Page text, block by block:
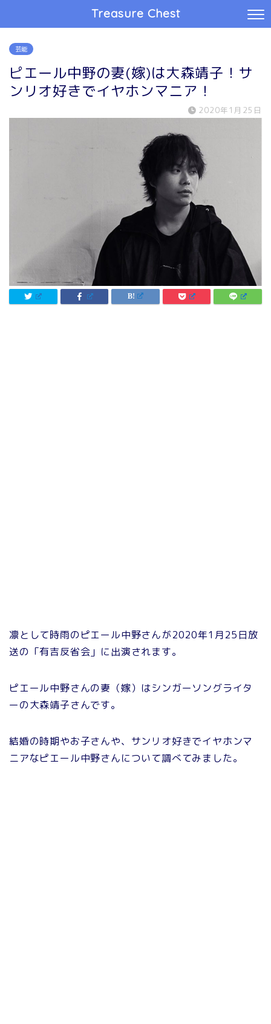
Treasure Chest
芸能
ピエール中野の妻(嫁)は大森靖子！サ
ンリオ好きでイヤホンマニア！
2020年1月25日
凛として時雨のピエール中野さんが2020年1月25日放
送の「有吉反省会」に出演されます。
ピエール中野さんの妻（嫁）はシンガーソングライタ
ーの大森靖子さんです。
結婚の時期やお子さんや、サンリオ好きでイヤホンマ
ニアなピエール中野さんについて調べてみました。